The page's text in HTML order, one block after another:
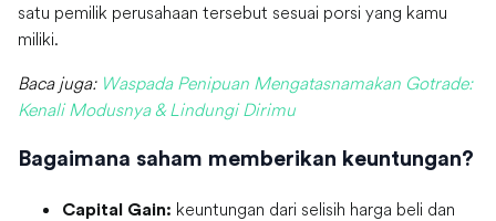
satu pemilik perusahaan tersebut sesuai porsi yang kamu
miliki.
Baca juga: Waspada Penipuan Mengatasnamakan Gotrade:
Kenali Modusnya & Lindungi Dirimu
Bagaimana saham memberikan keuntungan?
Capital Gain: keuntungan dari selisih harga beli dan